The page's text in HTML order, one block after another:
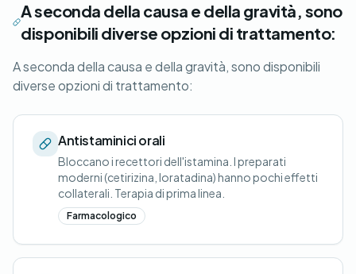
A seconda della causa e della gravità, sono
disponibili diverse opzioni di trattamento:
A seconda della causa e della gravità, sono disponibili
diverse opzioni di trattamento:
Antistaminici orali
Bloccano i recettori dell'istamina. I preparati
moderni (cetirizina, loratadina) hanno pochi effetti
collaterali. Terapia di prima linea.
Farmacologico